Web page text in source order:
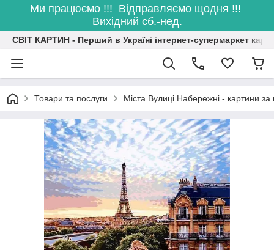
Ми працюємо !!! Відправляємо щодня !!!
Вихідний сб.-нед.
СВІТ КАРТИН - Перший в Україні інтернет-супермаркет
Товари та послуги Міста Вулиці Набережні - картини